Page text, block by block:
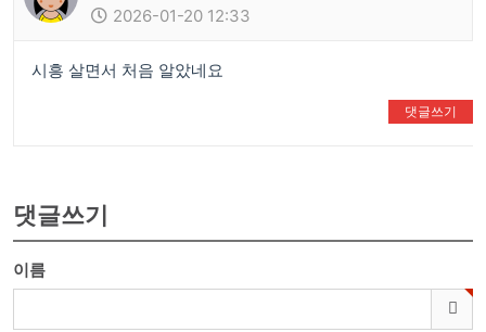
2026-01-20 12:33
시흥 살면서 처음 알았네요
👍 ❤️
댓글쓰기
댓글쓰기
이름